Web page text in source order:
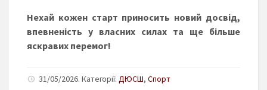
Нехай кожен старт приносить новий досвід,
впевненість у власних силах та ще більше
яскравих перемог!
31/05/2026. Категорії: ДЮСШ, Спорт